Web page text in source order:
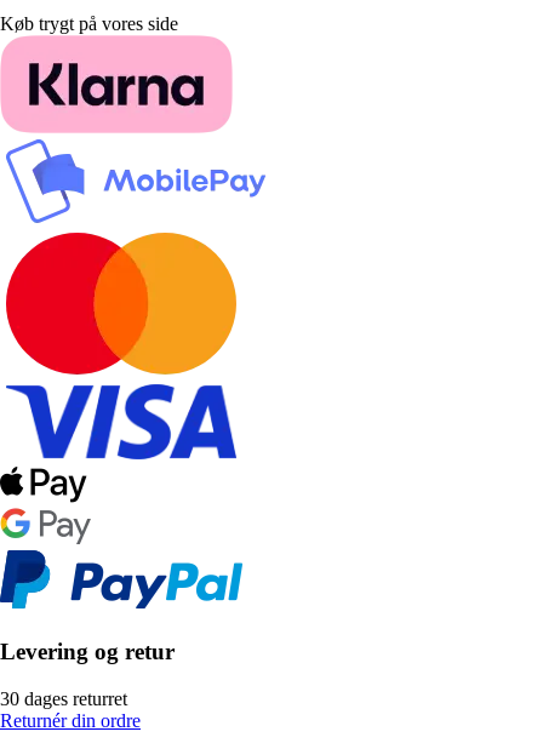
Køb trygt på vores side
Levering og retur
30 dages returret
Returnér din ordre